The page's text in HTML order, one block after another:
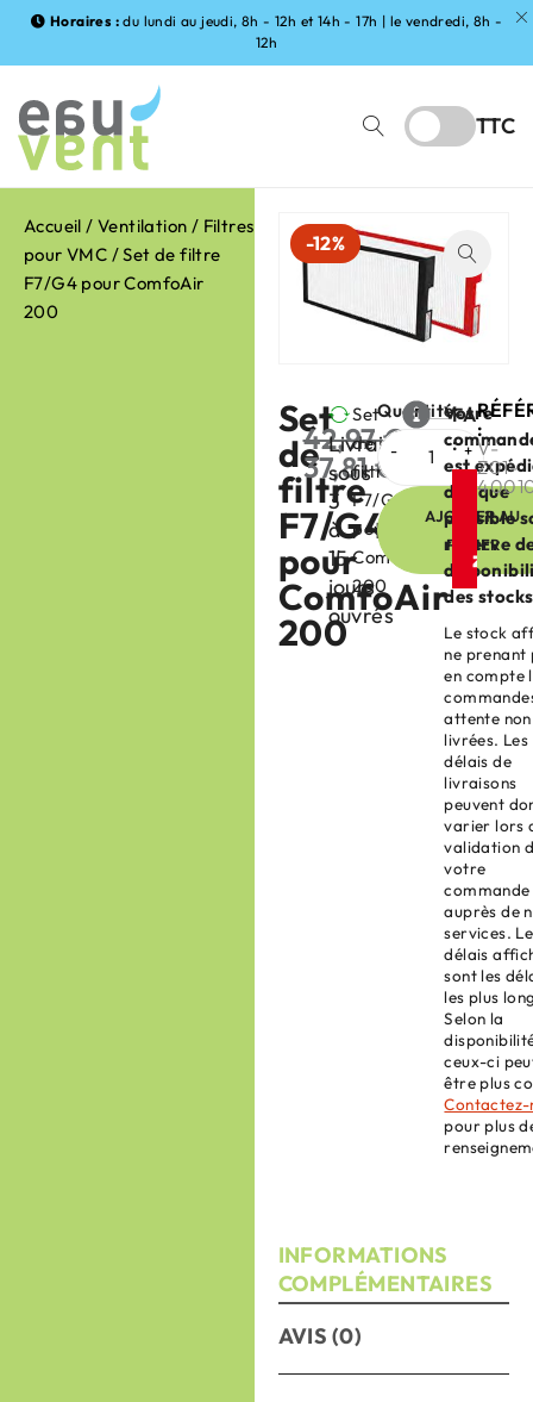
Horaires : du lundi au jeudi, 8h - 12h et 14h - 17h | le vendredi, 8h -
12h
TTC
Accueil /Ventilation / Filtres
pour VMC / Set de filtre
F7/G4 pour ComfoAir
200
-12%
Set
de
filtre
F7/G4
pour
ComfoAir
200
42,97€
37,81€
Livraison
sous
3
à
15
jours
ouvrés
Set
de
filtre
F7/G4
pour
ComfoAir
200
Quantité
AJOUTER AU
PANIER
Votre
est
dès que
possible
réserve
des
Le stock
ne prenant
en compte
attente non
livrées. Les
délais de
livraisons
peuvent
varier lors
validation
votre
commande
auprès de
services.
délais
sont les
les plus
Selon la
ceux-ci
être plus
Contactez-
pour plus
:
:
V-
Z01-
INFORMATIONS
COMPLÉMENTAIRES
AVIS (0)